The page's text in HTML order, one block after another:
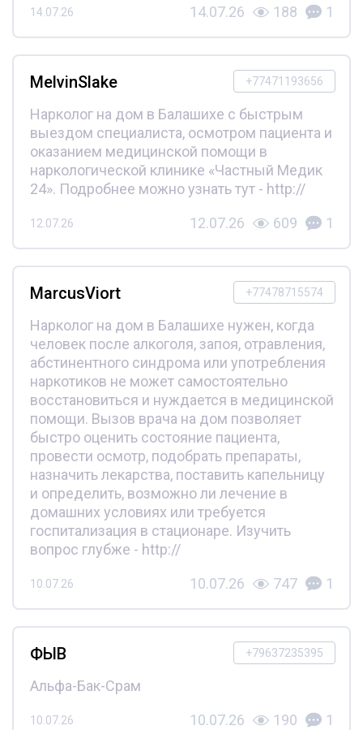
14.07.26 14.07.26 188 1
+77471193656
MelvinSlake
Нарколог на дом в Балашихе с быстрым
выездом специалиста, осмотром пациента и
оказанием медицинской помощи в
наркологической клинике «Частный Медик
24». Подробнее можно узнать тут - http://
12.07.26 12.07.26 609 1
+77478715574
MarcusViort
Нарколог на дом в Балашихе нужен, когда
человек после алкоголя, запоя, отравления,
абстинентного синдрома или употребления
наркотиков не может самостоятельно
восстановиться и нуждается в медицинской
помощи. Вызов врача на дом позволяет
быстро оценить состояние пациента,
провести осмотр, подобрать препараты,
назначить лекарства, поставить капельницу
и определить, возможно ли лечение в
домашних условиях или требуется
госпитализация в стационаре. Изучить
вопрос глубже - http://
10.07.26 10.07.26 747 1
+79637235395
ФЫВ
Альфа-Бак-Срам
10.07.26 10.07.26 190 1